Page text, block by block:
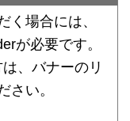
く場合には、
が必要です。
、バナーのリ
さい。